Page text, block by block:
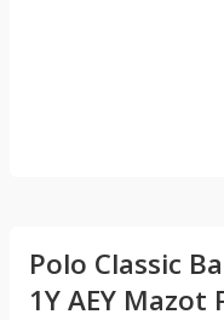
Polo Classic
1Y AEY Mazot